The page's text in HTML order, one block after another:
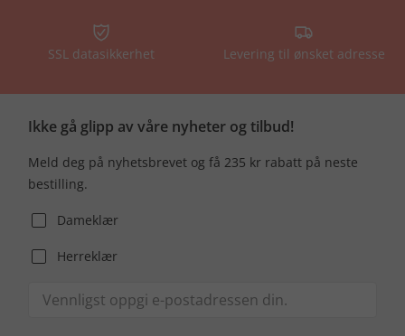
SSL datasikkerhet Levering til ønsket adresse
Ikke gå glipp av våre nyheter og tilbud!
Meld deg på nyhetsbrevet og få 235 kr rabatt på neste
bestilling.
Dameklær
Herreklær